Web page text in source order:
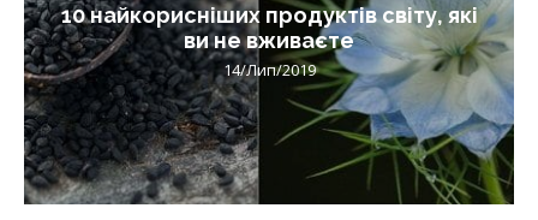
10 найкорисніших продуктів світу, які
ви не вживаєте
14/Лип/2019